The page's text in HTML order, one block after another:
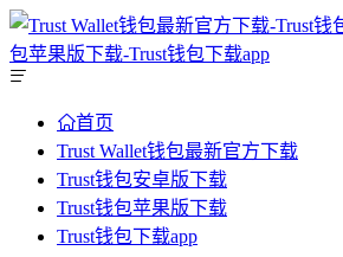
首页
Trust Wallet钱包最新官方下载
Trust钱包安卓版下载
Trust钱包苹果版下载
Trust钱包下载app